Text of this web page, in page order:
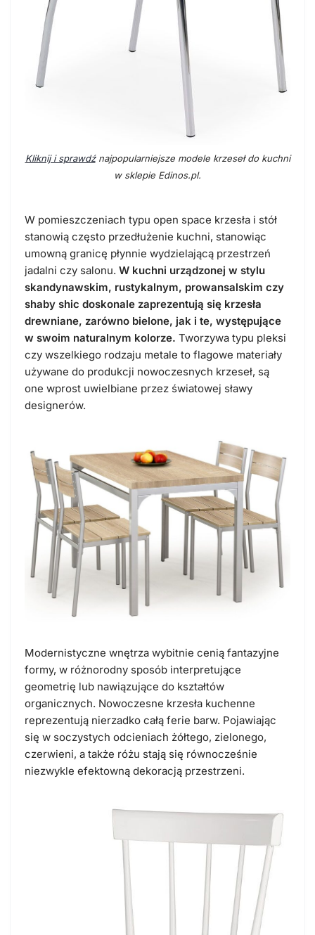
Kliknij i sprawdźnajpopularniejsze modele krzeseł do kuchni
w sklepie Edinos.pl.
W pomieszczeniach typu open space krzesła i stół
stanowią często przedłużenie kuchni, stanowiąc
umowną granicę płynnie wydzielającą przestrzeń
jadalni czy salonu. W kuchni urządzonej w stylu
skandynawskim, rustykalnym, prowansalskim czy
shaby shic doskonale zaprezentują się krzesła
drewniane, zarówno bielone, jak i te, występujące
w swoim naturalnym kolorze. Tworzywa typu pleksi
czy wszelkiego rodzaju metale to flagowe materiały
używane do produkcji nowoczesnych krzeseł, są
one wprost uwielbiane przez światowej sławy
designerów.
Modernistyczne wnętrza wybitnie cenią fantazyjne
formy, w różnorodny sposób interpretujące
geometrię lub nawiązujące do kształtów
organicznych. Nowoczesne krzesła kuchenne
reprezentują nierzadko całą ferie barw. Pojawiając
się w soczystych odcieniach żółtego, zielonego,
czerwieni, a także różu stają się równocześnie
niezwykle efektowną dekoracją przestrzeni.